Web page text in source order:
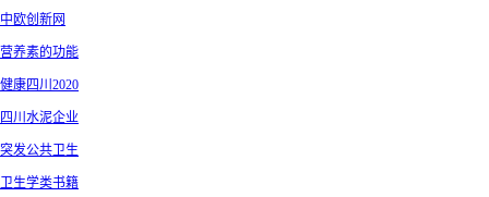
中欧创新网
营养素的功能
健康四川2020
四川水泥企业
突发公共卫生
卫生学类书籍